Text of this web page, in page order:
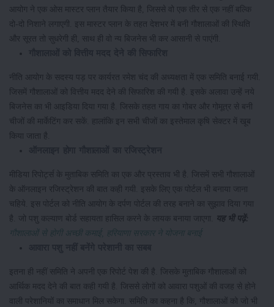
आयोग ने एक ओस मास्टर प्लान तैयार किया है, जिससे वो एक तीर से एक नहीं बल्कि
दो-दो निशाने लगाएगी. इस मास्टर प्लान के तहत देशभर में बनी गौशालाओं की स्थिति
और सूरत तो सुधरेगी ही, साथ ही वो न्य बिजनेस भी कर आसानी से पाएंगी.
नीति आयोग के सदस्य पड़ पर कार्यरत रमेश चंद की अध्यक्षता में एक समिति बनाई गयी.
जिसमें गौशालाओं को वित्तीय मदद देने की सिफारिश की गयी है. इसके अलावा उन्हें नये
बिजनेस का भी आइडिया दिया गया है. जिसके तहत गाय का गोबर और गोमूत्र से बनी
चीजों की मार्केटिंग कर सकें. हालांकि इन सभी चीजों का इस्तेमाल कृषि सेक्टर में खूब
किया जाता है.
मीडिया रिपोर्ट्स के मुताबिक समिति का एक और प्रस्ताव भी है. जिसमें सभी गौशालाओं
के ऑनलाइन रजिस्ट्रेशन की बात कही गयी. इसके लिए एक पोर्टल भी बनाया जाना
चहिये. इस पोर्टल को नीति आयोग के दर्पण पोर्टल की तरह बनाने का सुझाव दिया गया
है. जो पशु कल्याण बोर्ड सहायता हासिल करने के लायक बनाया जाएगा.
यह भी पढ़ें:
गौशालाओं से होगी अच्छी कमाई, हरियाणा सरकार ने योजना बनाई
इतना ही नहीं समिति ने अपनी एक रिपोर्ट पेश की है. जिसके मुताबिक गौशालाओं को
आर्थिक मदद देने की बात कही गयी है. जिससे लोगों को आवारा पशुओं की वजह से होने
वाली परेशानियों का समाधान मिल सकेगा. समिति का कहना है कि, गौशालाओं को जो भी